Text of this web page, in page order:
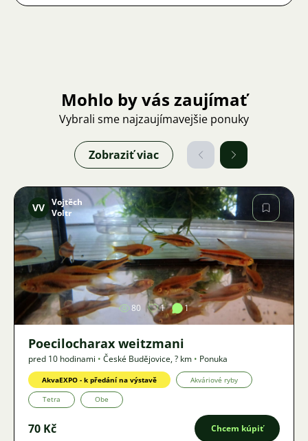
Mohlo by vás zaujímať
Vybrali sme najzaujímavejšie ponuky
Zobraziť viac
Obrázok
VV Vojtěch
Voltr
80 1 1
Poecilocharax weitzmani
pred 10 hodinami • České Budějovice,? km • Ponuka
AkvaEXPO - k předání na výstavě Akváriové ryby
Tetra Obe
70 Kč Chcem kúpiť